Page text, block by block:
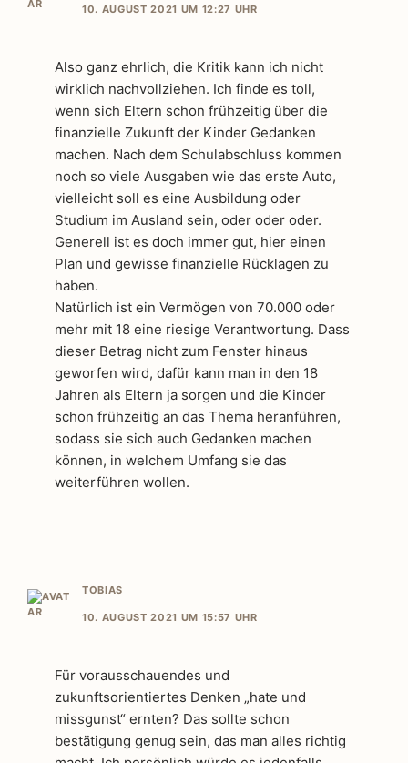
10. AUGUST 2021 UM 12:27 UHR
Also ganz ehrlich, die Kritik kann ich nicht
wirklich nachvollziehen. Ich finde es toll,
wenn sich Eltern schon frühzeitig über die
finanzielle Zukunft der Kinder Gedanken
machen. Nach dem Schulabschluss kommen
noch so viele Ausgaben wie das erste Auto,
vielleicht soll es eine Ausbildung oder
Studium im Ausland sein, oder oder oder.
Generell ist es doch immer gut, hier einen
Plan und gewisse finanzielle Rücklagen zu
haben.
Natürlich ist ein Vermögen von 70.000 oder
mehr mit 18 eine riesige Verantwortung. Dass
dieser Betrag nicht zum Fenster hinaus
geworfen wird, dafür kann man in den 18
Jahren als Eltern ja sorgen und die Kinder
schon frühzeitig an das Thema heranführen,
sodass sie sich auch Gedanken machen
können, in welchem Umfang sie das
weiterführen wollen.
TOBIAS
10. AUGUST 2021 UM 15:57 UHR
Für vorausschauendes und
zukunftsorientiertes Denken „hate und
missgunst“ ernten? Das sollte schon
bestätigung genug sein, das man alles richtig